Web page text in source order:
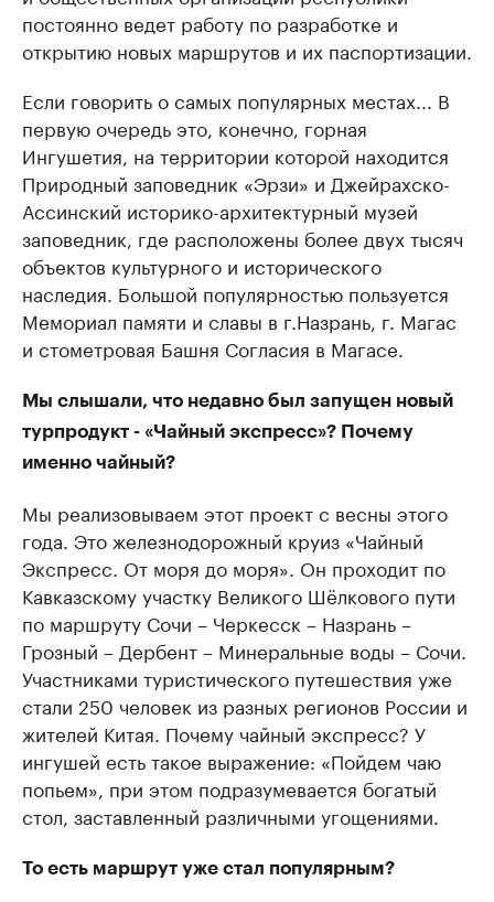
постоянно ведет работу по разработке и
открытию новых маршрутов и их паспортизации.
Если говорить о самых популярных местах... В
первую очередь это, конечно, горная
Ингушетия, на территории которой находится
Природный заповедник «Эрзи» и Джейрахско-
Ассинский историко-архитектурный музей
заповедник, где расположены более двух тысяч
объектов культурного и исторического
наследия. Большой популярностью пользуется
Мемориал памяти и славы в г.Назрань, г. Магас
и стометровая Башня Согласия в Магасе.
Мы слышали, что недавно был запущен новый
турпродукт - «Чайный экспресс»? Почему
именно чайный?
Мы реализовываем этот проект с весны этого
года. Это железнодорожный круиз «Чайный
Экспресс. От моря до моря». Он проходит по
Кавказскому участку Великого Шёлкового пути
по маршруту Сочи – Черкесск – Назрань –
Грозный – Дербент – Минеральные воды – Сочи.
Участниками туристического путешествия уже
стали 250 человек из разных регионов России и
жителей Китая. Почему чайный экспресс? У
ингушей есть такое выражение: «Пойдем чаю
попьем», при этом подразумевается богатый
стол, заставленный различными угощениями.
То есть маршрут уже стал популярным?